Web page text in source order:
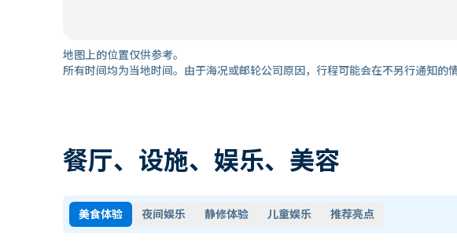
地图上的位置仅供参考。
所有时间均为当地时间。由于海况或邮轮公司原因，行程可能会在不另行通知的情
餐厅、设施、娱乐、美容
美食体验 夜间娱乐 静修体验 儿童娱乐 推荐亮点